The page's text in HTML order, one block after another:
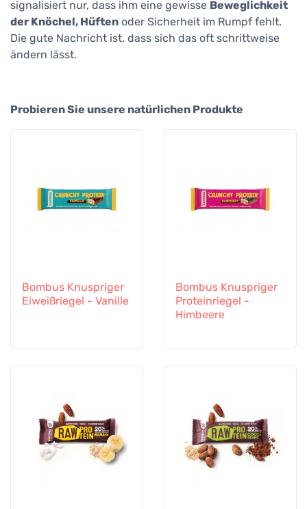
signalisiert nur, dass ihm eine gewisse Beweglichkeit
der Knöchel, Hüften oder Sicherheit im Rumpf fehlt.
Die gute Nachricht ist, dass sich das oft schrittweise
ändern lässt.
Probieren Sie unsere natürlichen Produkte
Bombus Knuspriger
Eiweißriegel - Vanille
Bombus Knuspriger
Proteinriegel -
Himbeere